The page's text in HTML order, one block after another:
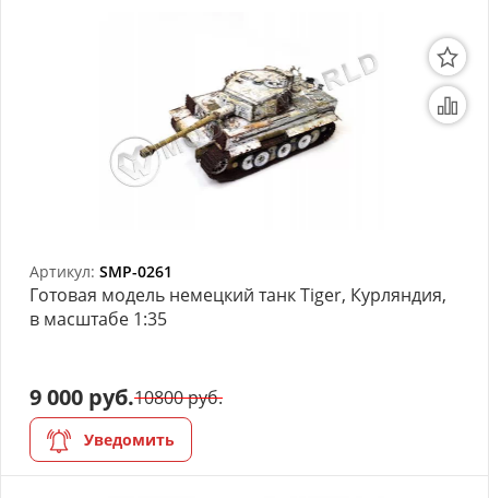
Артикул: SMP-0261
Готовая модель немецкий танк Tiger, Курляндия,
в масштабе 1:35
9 000 руб.10800 руб.
Уведомить